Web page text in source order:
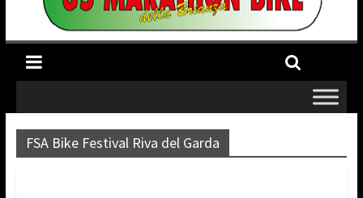
FSA Bike Festival Riva del Garda